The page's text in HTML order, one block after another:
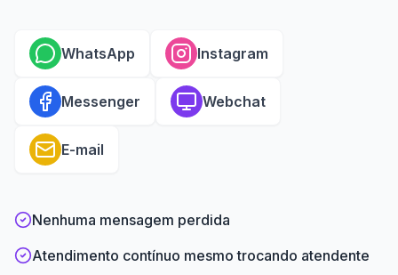
WhatsApp Instagram
Messenger Webchat
E-mail
Nenhuma mensagem perdida
Atendimento contínuo mesmo trocando atendente